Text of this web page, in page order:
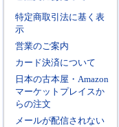
特定商取引法に基く表
示
営業のご案内
カード決済について
日本の古本屋・Amazon
マーケットプレイスか
らの注文
メールが配信されない